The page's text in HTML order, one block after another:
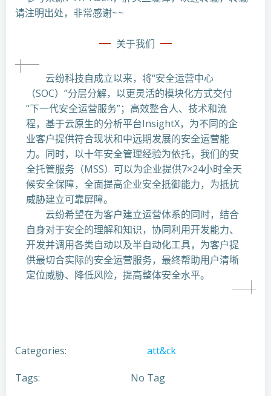
请注明出处，非常感谢~~
关于我们
云纷科技自成立以来，将“安全运营中心
（SOC）”分层分解，以更灵活的模块化方式交付
“下一代安全运营服务”；高效整合人、技术和流
程，基于云原生的分析平台InsightX，为不同的企
业客户提供符合现状和中远期发展的安全运营能
力。同时，以十年安全管理经验为依托，我们的安
全托管服务（MSS）可以为企业提供7×24小时全天
候安全保障，全面提高企业安全抵御能力，为抵抗
威胁建立可靠屏障。
云纷希望在为客户建立运营体系的同时，结合
自身对于安全的理解和知识，协同利用开发能力、
开发并调用各类自动以及半自动化工具，为客户提
供最切合实际的安全运营服务，最终帮助用户清晰
定位威胁、降低风险，提高整体安全水平。
Categories: att&ck
Tags: No Tag